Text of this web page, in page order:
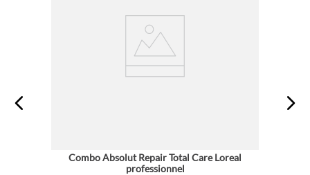
Combo Absolut Repair Total Care Loreal
professionnel